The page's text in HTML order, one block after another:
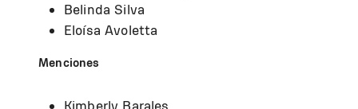
Belinda Silva
Eloísa Avoletta
Menciones